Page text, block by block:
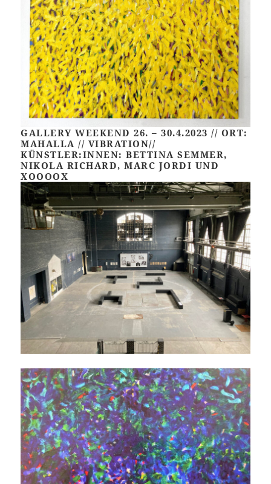
GALLERY WEEKEND 26. – 30.4.2023 // ORT:
MAHALLA // VIBRATION//
KÜNSTLER:INNEN: BETTINA SEMMER,
NIKOLA RICHARD, MARC JORDI UND
XOOOOX